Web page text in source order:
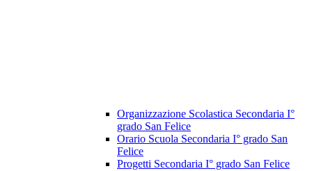
Organizzazione Scolastica Secondaria I°
grado San Felice
Orario Scuola Secondaria I° grado San
Felice
Progetti Secondaria I° grado San Felice